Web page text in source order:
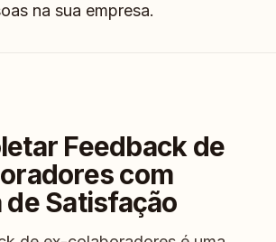
na sua empresa.
Feedback de
com
de Satisfação